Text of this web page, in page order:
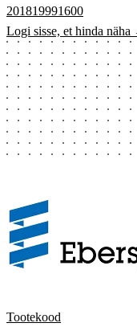
201819991600
Logi sisse, et hinda näha
Tootekood